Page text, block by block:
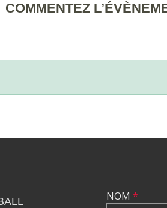
COMMENTEZ
NOM *